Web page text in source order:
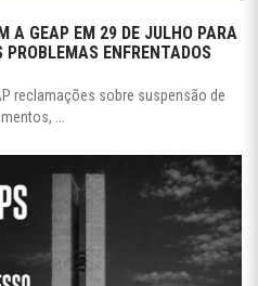
A GEAP EM 29 DE JULHO PARA
PROBLEMAS ENFRENTADOS
reclamações sobre suspensão de
...